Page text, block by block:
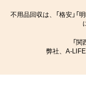
不用品回収は、「格安」「
「
弊社、A-